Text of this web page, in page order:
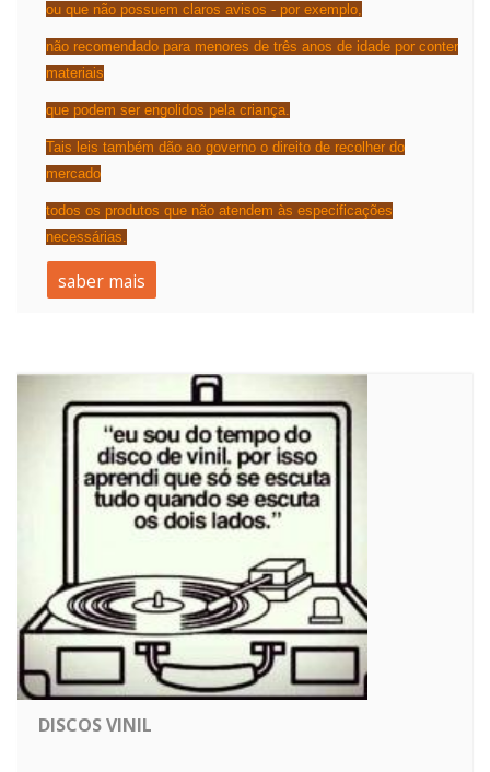
ou que não possuem claros avisos - por exemplo,
não recomendado para menores de três anos de idade por conter
materiais
que podem ser engolidos pela criança.
Tais leis também dão ao governo o direito de recolher do
mercado
todos os produtos que não atendem às especificações
necessárias.
saber mais
DISCOS VINIL